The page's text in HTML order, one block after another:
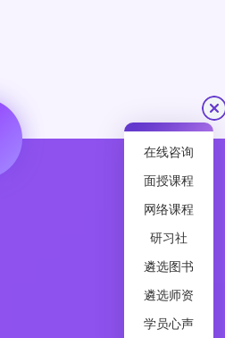
在线咨询
面授课程
网络课程
研习社
遴选图书
遴选师资
学员心声